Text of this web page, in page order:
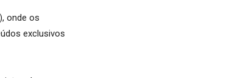
onde os
exclusivos